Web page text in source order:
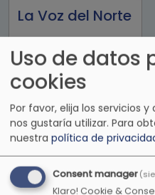
La Voz del Norte
Uso de datos
cookies
Por favor, elija los servicios
nos gustaría utilizar. Para
nuestra política de
Consent manager
Klaro! Cookie &